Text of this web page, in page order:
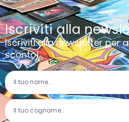
Iscriviti alla
Iscriviti alla newsletter per
sconto!